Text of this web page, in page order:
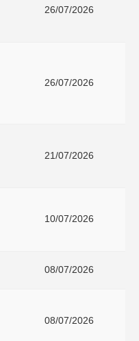
26/07/2026
26/07/2026
21/07/2026
10/07/2026
08/07/2026
08/07/2026